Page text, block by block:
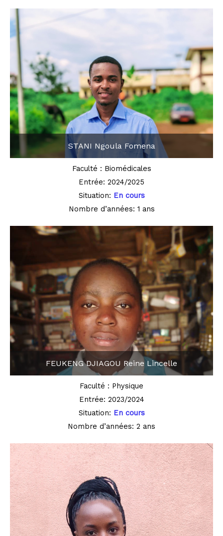
STANI Ngoula Fomena
Faculté : Biomédicales
Entrée: 2024/2025
Situation: En cours
Nombre d’années: 1 ans
FEUKENG DJIAGOU Reine Lincelle
Faculté : Physique
Entrée: 2023/2024
Situation: En cours
Nombre d’années: 2 ans